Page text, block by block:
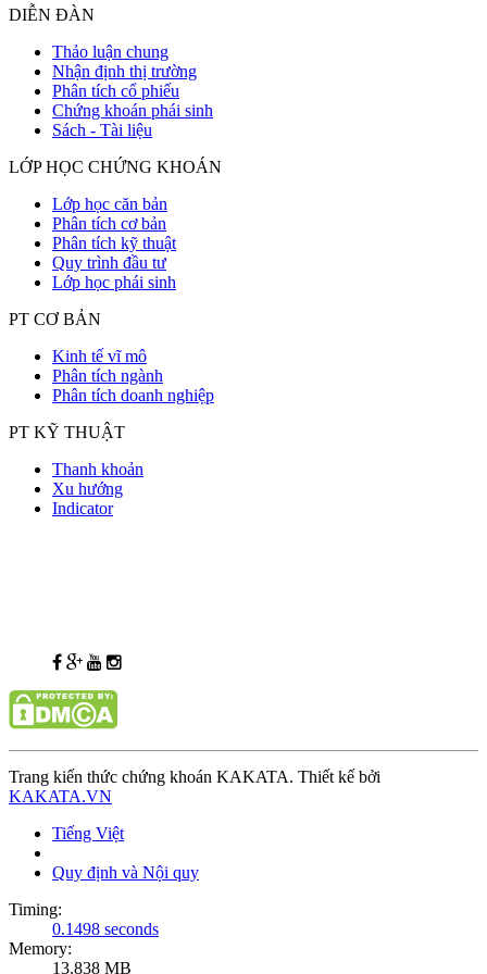
DIỄN ĐÀN
Thảo luận chung
Nhận định thị trường
Phân tích cổ phiếu
Chứng khoán phái sinh
Sách - Tài liệu
LỚP HỌC CHỨNG KHOÁN
Lớp học căn bản
Phân tích cơ bản
Phân tích kỹ thuật
Quy trình đầu tư
Lớp học phái sinh
PT CƠ BẢN
Kinh tế vĩ mô
Phân tích ngành
Phân tích doanh nghiệp
PT KỸ THUẬT
Thanh khoản
Xu hướng
Indicator
Trang kiến thức chứng khoán KAKATA. Thiết kế bởi
KAKATA.VN
Tiếng Việt
Quy định và Nội quy
Timing:
0.1498 seconds
Memory:
13.838 MB